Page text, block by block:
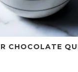
CHOCOLATE